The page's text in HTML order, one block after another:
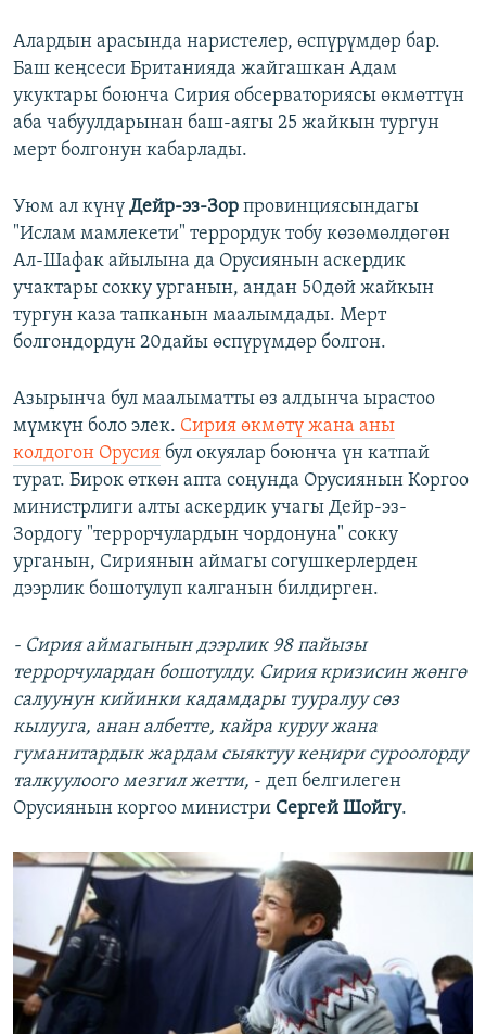
Алардын арасында наристелер, өспүрүмдөр бар.
Баш кеңсеси Британияда жайгашкан Адам
укуктары боюнча Сирия обсерваториясы өкмөттүн
аба чабуулдарынан баш-аягы 25 жайкын тургун
мерт болгонун кабарлады.
Уюм ал күнү Дейр-эз-Зор провинциясындагы
"Ислам мамлекети" террордук тобу көзөмөлдөгөн
Ал-Шафак айылына да Орусиянын аскердик
учактары сокку урганын, андан 50дөй жайкын
тургун каза тапканын маалымдады. Мерт
болгондордун 20дайы өспүрүмдөр болгон.
Азырынча бул маалыматты өз алдынча ырастоо
мүмкүн боло элек. Сирия өкмөтү жана аны
колдогон Орусия бул окуялар боюнча үн катпай
турат. Бирок өткөн апта соңунда Орусиянын Коргоо
министрлиги алты аскердик учагы Дейр-эз-
Зордогу "террорчулардын чордонуна" сокку
урганын, Сириянын аймагы согушкерлерден
дээрлик бошотулуп калганын билдирген.
- Сирия аймагынын дээрлик 98 пайызы
террорчулардан бошотулду. Сирия кризисин жөнгө
салуунун кийинки кадамдары тууралуу сөз
кылууга, анан албетте, кайра куруу жана
гуманитардык жардам сыяктуу кеңири суроолорду
талкуулоого мезгил жетти, - деп белгилеген
Орусиянын коргоо министри Сергей Шойгу.